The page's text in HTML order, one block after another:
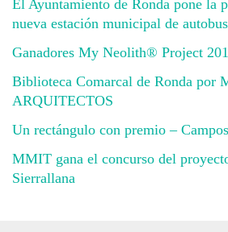
El Ayuntamiento de Ronda pone la
nueva estación municipal de
Ganadores My Neolith® Project
Biblioteca Comarcal de Ronda por
ARQUITECTOS
Un rectángulo con premio –
MMIT gana el concurso del
Sierrallana